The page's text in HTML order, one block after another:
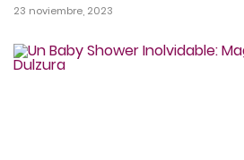
23 noviembre, 2023